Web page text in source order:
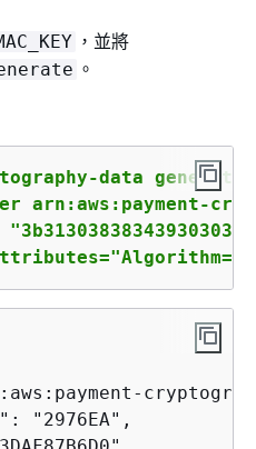
，並將
。
data
arn:aws:payment-
"2976EA",